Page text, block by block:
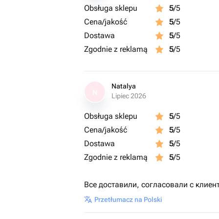
Obsługa sklepu 5/5
Cena/jakość
5/5
Dostawa
5/5
Zgodnie z reklamą
5/5
Natalya
Lipiec 2026
Obsługa sklepu 5/5
Cena/jakość
5/5
Dostawa
5/5
Zgodnie z reklamą
5/5
Все доставили, согласовали с
Przetłumacz na Polski